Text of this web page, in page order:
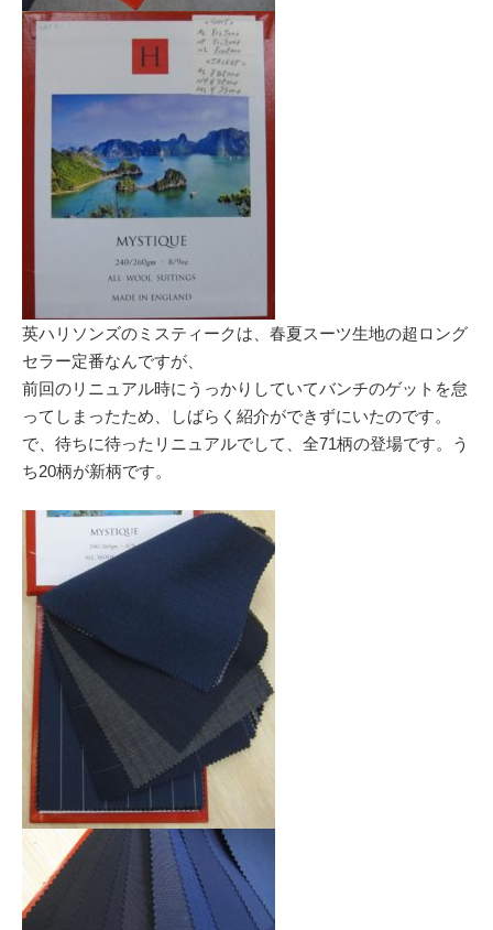
英ハリソンズのミスティークは、春夏スーツ生地の超ロング
セラー定番なんですが、
前回のリニュアル時にうっかりしていてバンチのゲットを怠
ってしまったため、しばらく紹介ができずにいたのです。
で、待ちに待ったリニュアルでして、全71柄の登場です。う
ち20柄が新柄です。